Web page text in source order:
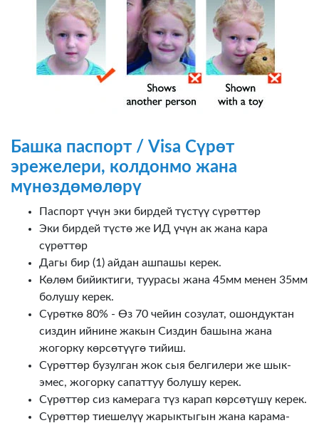
Башка паспорт / Visa Сүрөт
эрежелери, колдонмо жана
мүнөздөмөлөрү
Паспорт үчүн эки бирдей түстүү сүрөттөр
Эки бирдей түстө же ИД үчүн ак жана кара
сүрөттөр
Дагы бир (1) айдан ашпашы керек.
Көлөм бийиктиги, туурасы жана 45мм менен 35мм
болушу керек.
Сүрөткө 80% - Өз 70 чейин созулат, ошондуктан
сиздин ийнине жакын Сиздин башына жана
жогорку көрсөтүүгө тийиш.
Сүрөттөр бузулган жок сыя белгилери же шык-
эмес, жогорку сапаттуу болушу керек.
Сүрөттөр сиз камерага түз карап көрсөтүшү керек.
Сүрөттөр тиешелүү жарыктыгын жана карама-